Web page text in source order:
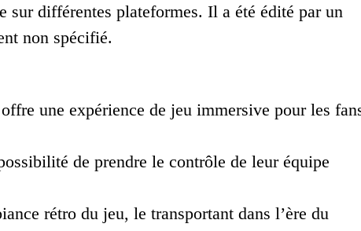
différentes plateformes. Il a été édité par un
non spécifié.
une expérience de jeu immersive pour les
de prendre le contrôle de leur équipe
rétro du jeu, le transportant dans l’ère du